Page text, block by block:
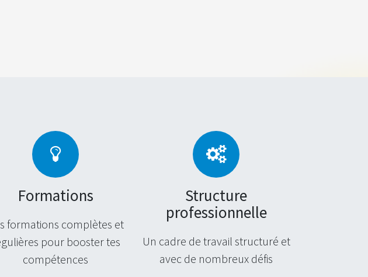
Formations
formations complètes et
pour booster tes
compétences
Structure
professionnelle
Un cadre de travail structuré et
avec de nombreux défis